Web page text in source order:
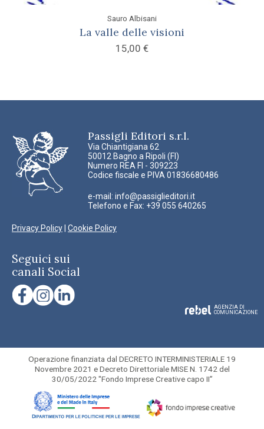
Sauro Albisani
La valle delle visioni
15,00 €
Passigli Editori s.r.l.
Via Chiantigiana 62
50012 Bagno a Ripoli (FI)
Numero REA FI - 309223
Codice fiscale e PIVA 01836680486
e-mail: info@passiglieditori.it
Telefono e Fax: +39 055 640265
Privacy Policy Cookie Policy
Seguici sui
canali Social
AGENZIA DI
COMUNICAZIONE
Operazione finanziata dal DECRETO INTERMINISTERIALE 19
Novembre 2021 e Decreto Direttoriale MISE N. 1742 del
30/05/2022 "Fondo Imprese Creative capo II”